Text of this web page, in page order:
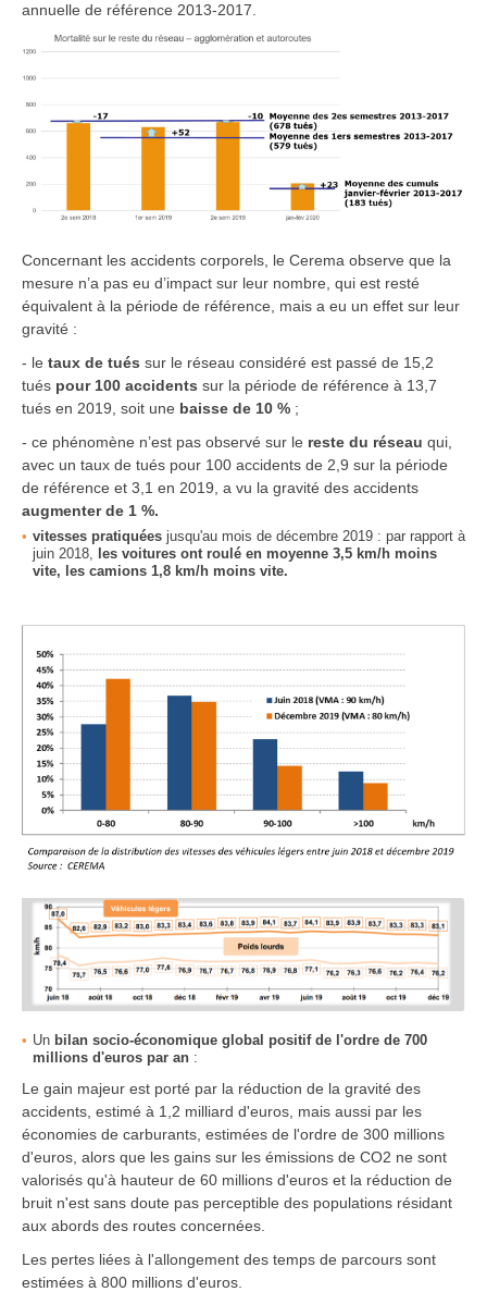
annuelle de référence 2013-2017.
Concernant les accidents corporels, le Cerema observe que la
mesure n’a pas eu d’impact sur leur nombre, qui est resté
équivalent à la période de référence, mais a eu un effet sur leur
gravité :
- le taux de tués sur le réseau considéré est passé de 15,2
tués pour 100 accidents sur la période de référence à 13,7
tués en 2019, soit une baisse de 10 % ;
- ce phénomène n’est pas observé sur le reste du réseau qui,
avec un taux de tués pour 100 accidents de 2,9 sur la période
de référence et 3,1 en 2019, a vu la gravité des accidents
augmenter de 1 %.
vitesses pratiquées jusqu'au mois de décembre 2019 : par rapport à
juin 2018, les voitures ont roulé en moyenne 3,5 km/h moins
vite, les camions 1,8 km/h moins vite.
Un bilan socio-économique global positif de l'ordre de 700
millions d'euros par an :
Le gain majeur est porté par la réduction de la gravité des
accidents, estimé à 1,2 milliard d'euros, mais aussi par les
économies de carburants, estimées de l'ordre de 300 millions
d'euros, alors que les gains sur les émissions de CO2 ne sont
valorisés qu'à hauteur de 60 millions d'euros et la réduction de
bruit n'est sans doute pas perceptible des populations résidant
aux abords des routes concernées.
Les pertes liées à l'allongement des temps de parcours sont
estimées à 800 millions d'euros.